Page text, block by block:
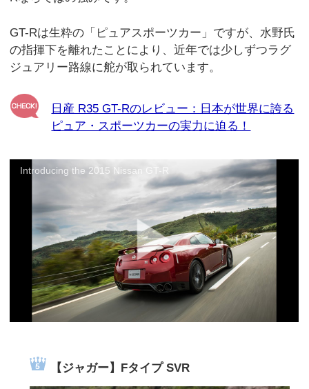
GT-Rは生粋の「ピュアスポーツカー」ですが、水野氏
の指揮下を離れたことにより、近年では少しずつラグ
ジュアリー路線に舵が取られています。
日産 R35 GT-Rのレビュー：日本が世界に誇る
ピュア・スポーツカーの実力に迫る！
Introducing the 2015 Nissan GT-R
【ジャガー】Fタイプ SVR